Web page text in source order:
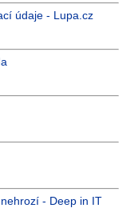
údaje - Lupa.cz
- Deep in IT